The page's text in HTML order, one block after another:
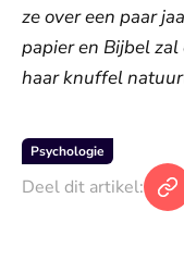
ze over een paar
papier en Bijbel zal
haar knuffel
Psychologie
Deel dit artikel: